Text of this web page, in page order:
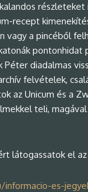
részleteket
recept
vagy a pincéből
pontonhidat
diadalmas
felvételek,
az Unicum és a
teli,
látogassatok el
informacio-es-